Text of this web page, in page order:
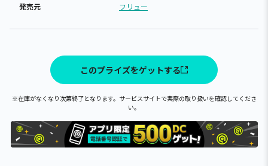
発売元 フリュー
このプライズをゲットする
※在庫がなくなり次第終了となります。サービスサイトで実際の取り扱いを確認してくださ
い。